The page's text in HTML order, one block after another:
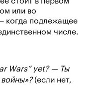
или во
когда подлежащее
числе.
Wars” yet? — Ты
(если нет,